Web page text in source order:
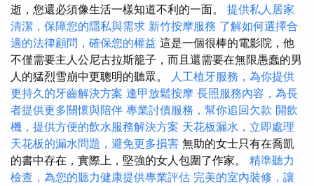
逝，您還必須像生活一樣知道不利的一面。 提供私人居家
清潔，保障您的隱私與需求 新竹按摩服務 了解如何選擇合
適的法律顧問，確保您的權益 這是一個很棒的電影院，他
不僅需要主人公尼古拉斯籠子，而且還需要在無限愚蠢的男
人的猛烈雪崩中更聰明的聽眾。 人工植牙服務，為你提供
更持久的牙齒解決方案 逢甲放鬆按摩 長照服務內容，為長
者提供更多關懷與陪伴 專業討債服務，幫你追回欠款 開飲
機，提供方便的飲水服務解決方案 天花板漏水，立即處理
天花板的漏水問題，避免更多損害 無助的女士只有在喬凱
的書中存在，實際上，堅強的女人包圍了作家。 精準聽力
檢查，為您的聽力健康提供專業評估 完美的室內裝修，讓